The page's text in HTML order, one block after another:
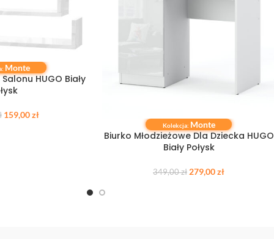
Monte
HUGO Biały
159,00zł
DODAJ DO KOSZYKA
Kolekcja: Monte
Biurko Młodzieżowe Dla Dziecka HUGO
Biały Połysk
349,00zł 279,00zł